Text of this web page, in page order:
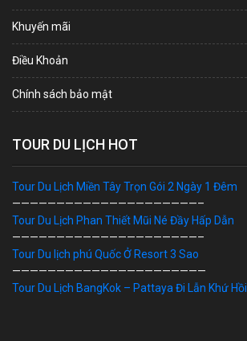
Khuyến mãi
Điều Khoản
Chính sách bảo mật
TOUR DU LỊCH HOT
Tour Du Lịch Miền Tây Trọn Gói 2 Ngày 1 Đêm
—————————————————————–
Tour Du Lịch Phan Thiết Mũi Né Đầy Hấp Dẫn
—————————————————————–
Tour Du lịch phú Quốc Ở Resort 3 Sao
——————————————————————
Tour Du Lịch BangKok – Pattaya Đi Lẫn Khứ Hồi